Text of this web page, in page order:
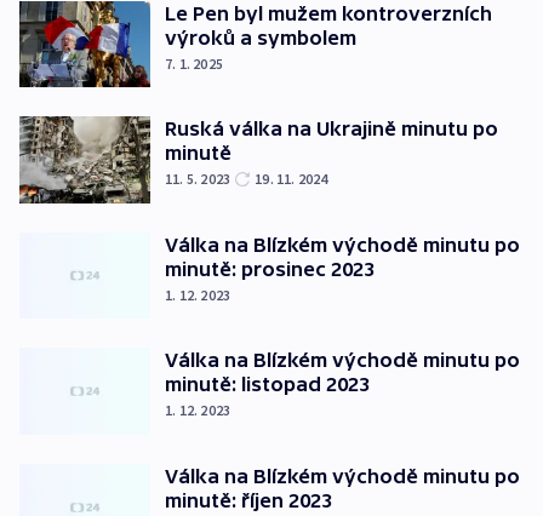
Le Pen byl mužem kontroverzních
výroků a symbolem
7. 1. 2025
Ruská válka na Ukrajině minutu po
minutě
11. 5. 2023 19. 11. 2024
Válka na Blízkém východě minutu po
minutě: prosinec 2023
1. 12. 2023
Válka na Blízkém východě minutu po
minutě: listopad 2023
1. 12. 2023
Válka na Blízkém východě minutu po
minutě: říjen 2023